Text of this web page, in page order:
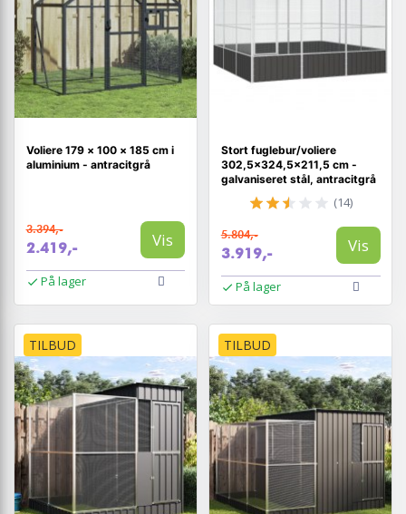
Voliere 179 × 100 × 185 cm i
aluminium - antracitgrå
3.394,-
2.419,- Vis
På lager
Stort fuglebur/voliere
302,5×324,5×211,5 cm -
galvaniseret stål, antracitgrå
(14)
5.804,-
3.919,- Vis
På lager
TILBUD TILBUD